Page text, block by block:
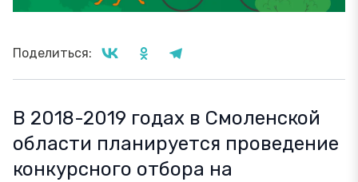
Поделиться:
В 2018-2019 годах в Смоленской
области планируется проведение
конкурсного отбора на